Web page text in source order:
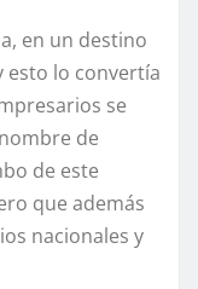
en un destino
esto lo convertía
se
de
de este
que además
nacionales y